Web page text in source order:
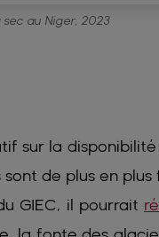
sec au Niger, 2023
sur la disponibilité
de plus en
GIEC, il pourrait